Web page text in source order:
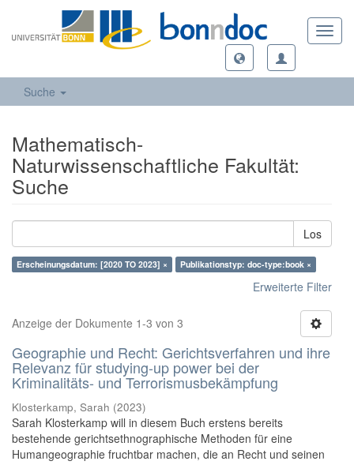
Suche
Mathematisch-
Naturwissenschaftliche Fakultät:
Suche
Los
Erscheinungsdatum: [2020 TO 2023] × Publikationstyp: doc-type:book ×
Erweiterte Filter
Anzeige der Dokumente 1-3 von 3
Geographie und Recht: Gerichtsverfahren und ihre
Relevanz für studying-up power bei der
Kriminalitäts- und Terrorismusbekämpfung
Klosterkamp, Sarah (2023)
Sarah Klosterkamp will in diesem Buch erstens bereits
bestehende gerichtsethnographische Methoden für eine
Humangeographie fruchtbar machen, die an Recht und seinen